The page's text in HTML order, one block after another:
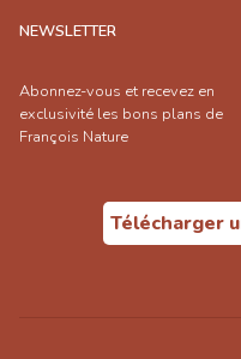
NEWSLETTER
Abonnez-vous et recevez en
exclusivité les bons plans de
François Nature
Télécharger